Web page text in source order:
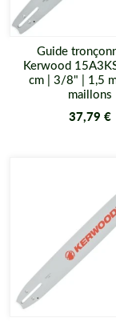
Guide
Kerwood
cm | 3/8" | 1,5
maillons
37,79 €